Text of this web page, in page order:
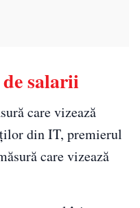
salarii
care vizează
din IT, premierul
care vizează